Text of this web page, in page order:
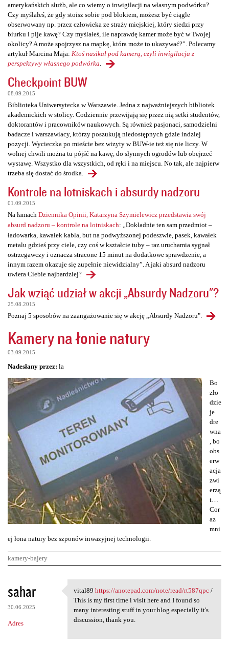
amerykańskich służb, ale co wiemy o inwigilacji na własnym podwórku?
Czy myślałeś, że gdy stoisz sobie pod blokiem, możesz być ciągle
obserwowany np. przez człowieka ze straży miejskiej, który siedzi przy
biurku i pije kawę? Czy myślałeś, ile naprawdę kamer może być w Twojej
okolicy? A może spojrzysz na mapkę, która może to ukazywać?”. Polecamy
artykuł Marcina Maja: Ktoś nasikał pod kamerą, czyli inwigilacja z
perspektywy własnego podwórka
Checkpoint BUW
08.09.2015
Biblioteka Uniwersytecka w Warszawie. Jedna z najważniejszych bibliotek
akademickich w stolicy. Codziennie przewijają się przez nią setki studentów,
doktorantów i pracowników naukowych. Są również pasjonaci, samodzielni
badacze i warszawiacy, którzy poszukują niedostępnych gdzie indziej
pozycji. Wycieczka po mieście bez wizyty w BUW-ie też się nie liczy. W
wolnej chwili można tu pójść na kawę, do słynnych ogrodów lub obejrzeć
wystawę. Wszystko dla wszystkich, od ręki i na miejscu. No tak, ale najpierw
trzeba się dostać do środka.
Kontrole na lotniskach i absurdy nadzoru
01.09.2015
Na łamach Dziennika Opinii, Katarzyna Szymielewicz przedstawia swój
absurd nadzoru – kontrole na lotniskach: „Dokładnie ten sam przedmiot –
ładowarka, kawałek kabla, but na podwyższonej podeszwie, pasek, kawałek
metalu gdzieś przy ciele, czy coś w kształcie tuby – raz uruchamia sygnał
ostrzegawczy i oznacza stracone 15 minut na dodatkowe sprawdzenie, a
innym razem okazuje się zupełnie niewidzialny”. A jaki absurd nadzoru
uwiera Ciebie najbardziej?
Jak wziąć udział w akcji „Absurdy Nadzoru"?
25.08.2015
Poznaj 5 sposobów na zaangażowanie się w akcję „Absurdy Nadzoru".
Kamery na łonie natury
03.09.2015
Nadesłany przez: la
Bo
zło
dzie
je
dre
wna
, bo
obs
erw
acja
zwi
erzą
t…
Cor
az
mni
ej łona natury bez szponów inwazyjnej technologii.
kamery-bajery
K
o
m
e
sahar
30.06.2025
Adres
vital89 https://anotepad.com
vital89 https://anotepad.com/note/read/rt587qpc/
This is my first time i visit here and I found so
many interesting stuff in your blog especially it's
discussion, thank you.